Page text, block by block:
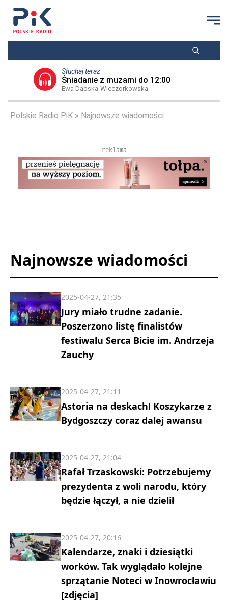
Słuchaj teraz
Śniadanie z muzami do 12:00
Ewa Dąbska-Wieczorkowska
Polskie Radio PiK Najnowsze wiadomości
reklama
Najnowsze wiadomości
Jury miało trudne zadanie.
Poszerzono listę finalistów
festiwalu Serca Bicie im. Andrzeja
Zauchy
2025-04-27, 21:35
Astoria na deskach! Koszykarze z
Bydgoszczy coraz dalej awansu
2025-04-27, 21:11
Rafał Trzaskowski: Potrzebujemy
prezydenta z woli narodu, który
będzie łączył, a nie dzielił
2025-04-27, 21:04
Kalendarze, znaki i dziesiątki
worków. Tak wyglądało kolejne
sprzątanie Noteci w Inowrocławiu
[zdjęcia]
2025-04-27, 20:16